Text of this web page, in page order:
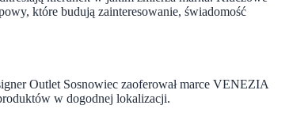
które budują zainteresowanie, świadomość
Outlet Sosnowiec zaoferował marce VENEZIA
w dogodnej lokalizacji.